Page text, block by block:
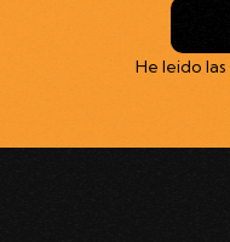
He leido las